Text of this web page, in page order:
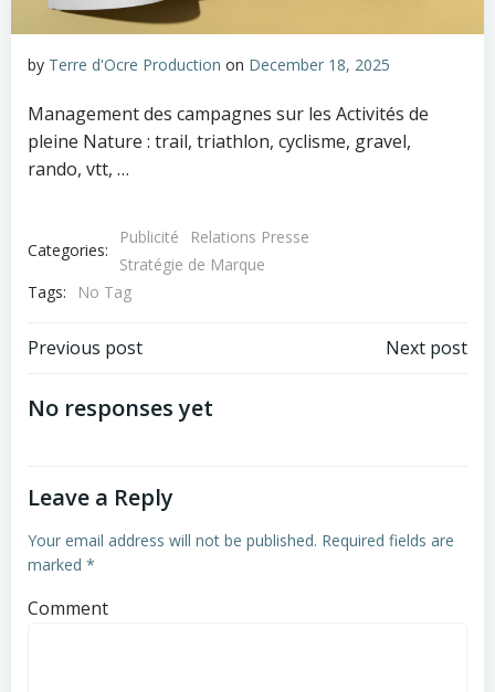
by Terre d'Ocre Production on December 18, 2025
Management des campagnes sur les Activités de
pleine Nature : trail, triathlon, cyclisme, gravel,
rando, vtt, …
Categories:
Publicité
Relations Presse
Stratégie de Marque
Tags:
No Tag
Post
navigation
Previous post Next post
No responses yet
Leave a Reply
Your email address will not be published. Required fields are
marked *
Comment